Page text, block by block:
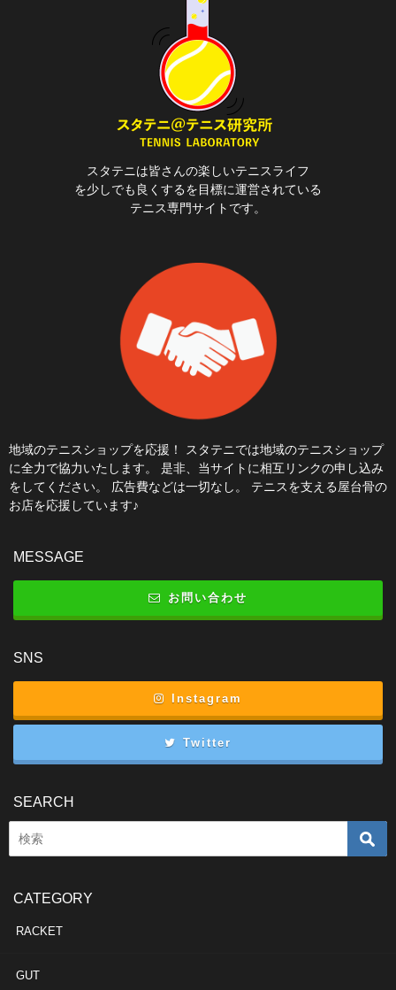
スタテニは皆さんの楽しいテニスライフ
を少しでも良くするを目標に運営されている
テニス専門サイトです。
地域のテニスショップを応援！ スタテニでは地域のテニスショップ
に全力で協力いたします。 是非、当サイトに相互リンクの申し込み
をしてください。 広告費などは一切なし。 テニスを支える屋台骨の
お店を応援しています♪
MESSAGE
お問い合わせ
SNS
Instagram
Twitter
SEARCH
CATEGORY
RACKET
GUT